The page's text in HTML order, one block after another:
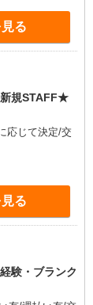
る
新規STAFF★
応じて決定/交
る
験・ブランク